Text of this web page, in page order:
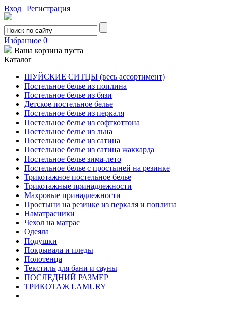
Вход | Регистрация
Избранное 0
Ваша корзина пуста
Каталог
ШУЙСКИЕ СИТЦЫ (весь ассортимент)
Постельное белье из поплина
Постельное белье из бязи
Детское постельное белье
Постельное белье из перкаля
Постельное белье из софткоттона
Постельное белье из льна
Постельное белье из сатина
Постельное белье из сатина жаккарда
Постельное белье зима-лето
Постельное белье с простыней на резинке
Трикотажное постельное белье
Трикотажные принадлежности
Махровые принадлежности
Простыни на резинке из перкаля и поплина
Наматрасники
Чехол на матрас
Одеяла
Подушки
Покрывала и пледы
Полотенца
Текстиль для бани и сауны
ПОСЛЕДНИЙ РАЗМЕР
ТРИКОТАЖ LAMURY